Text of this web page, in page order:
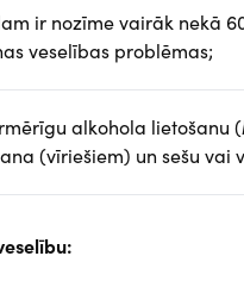
ir nozīme vairāk nekā
veselības problēmas;
alkohola lietošanu (
(vīriešiem) un sešu